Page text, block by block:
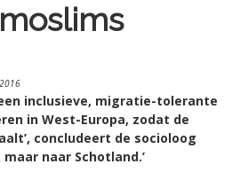
inclusieve, migratie-tolerante
in West-Europa, zodat de
concludeert de socioloog
naar Schotland.’